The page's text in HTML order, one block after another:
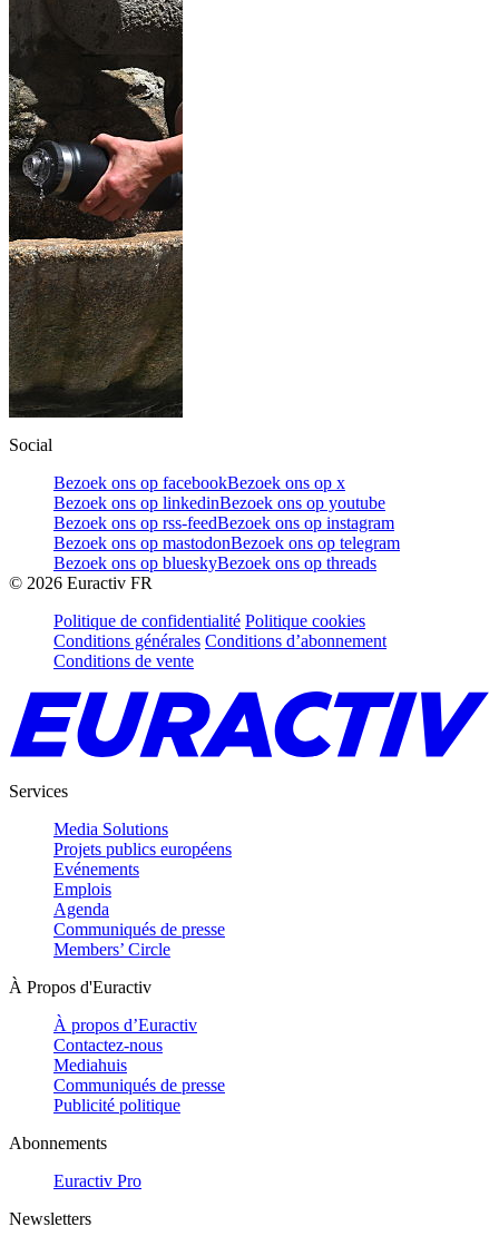
Social
Bezoek ons op facebookBezoek ons op x
Bezoek ons op linkedinBezoek ons op youtube
Bezoek ons op rss-feedBezoek ons op instagram
Bezoek ons op mastodonBezoek ons op telegram
Bezoek ons op blueskyBezoek ons op threads
© 2026 Euractiv FR
Politique de confidentialité Politique cookies
Conditions générales Conditions d’abonnement
Conditions de vente
Services
Media Solutions
Projets publics européens
Evénements
Emplois
Agenda
Communiqués de presse
Members’ Circle
À Propos d'Euractiv
À propos d’Euractiv
Contactez-nous
Mediahuis
Communiqués de presse
Publicité politique
Abonnements
Euractiv Pro
Newsletters